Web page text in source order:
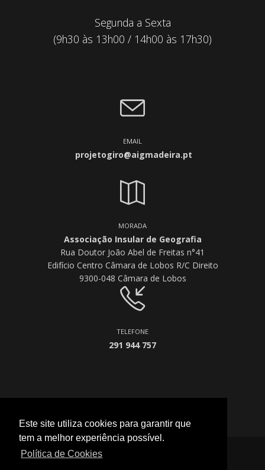
Este site utiliza cookies para garantir que
tem a melhor experiência possível.
Política de Cookies
Segunda a Sexta
(9h30 às 13h00 / 14h00 às 17h30)
EMAIL
projetogiro@aigmadeira.pt
MORADA
Associação Insular de Geografia
Rua Doutor João Abel de Freitas n°41
Edifício Centro Câmara de Lobos R/C Direito
9300-048 Câmara de Lobos
TELEFONE
291 944 757
2026 © All Rights Reserved.